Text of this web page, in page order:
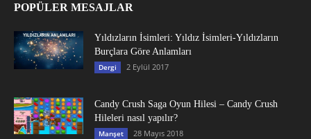
POPÜLER MESAJLAR
Yıldızların İsimleri: Yıldız İsimleri-Yıldızların
Burçlara Göre Anlamları
Dergi 2 Eylül 2017
Candy Crush Saga Oyun Hilesi – Candy Crush
Hileleri nasıl yapılır?
Manşet 28 Mayıs 2018